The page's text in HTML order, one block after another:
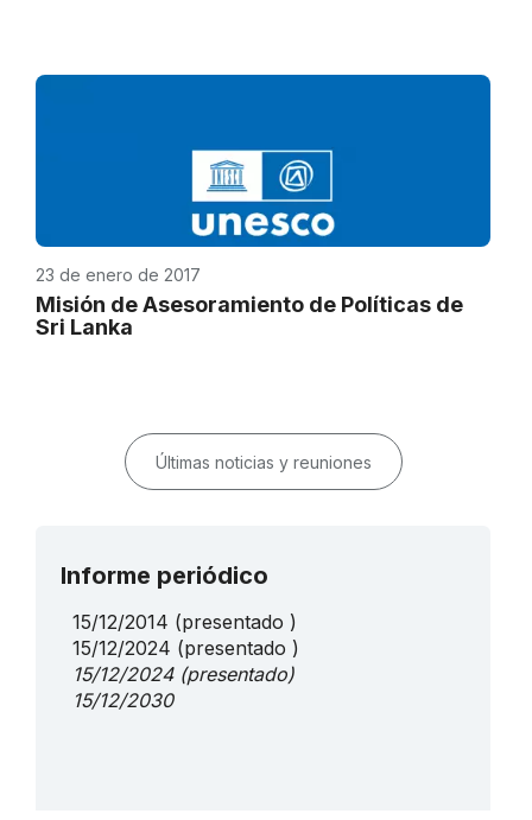
23 de enero de 2017
Misión de Asesoramiento de Políticas de
Sri Lanka
Últimas noticias y reuniones
Informe periódico
15/12/2014 (presentado )
15/12/2024 (presentado )
15/12/2024(presentado)
15/12/2030